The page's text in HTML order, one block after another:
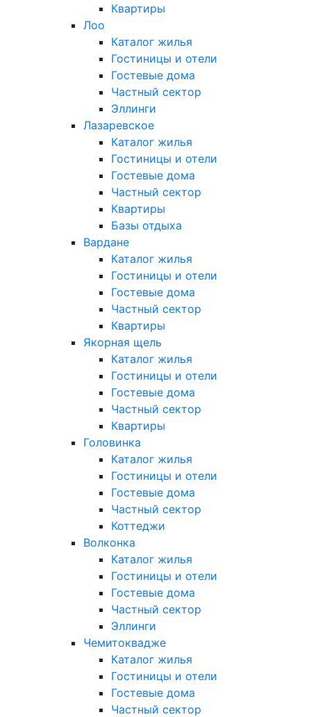
Квартиры
Лоо
Каталог жилья
Гостиницы и отели
Гостевые дома
Частный сектор
Эллинги
Лазаревское
Каталог жилья
Гостиницы и отели
Гостевые дома
Частный сектор
Квартиры
Базы отдыха
Вардане
Каталог жилья
Гостиницы и отели
Гостевые дома
Частный сектор
Квартиры
Якорная щель
Каталог жилья
Гостиницы и отели
Гостевые дома
Частный сектор
Квартиры
Головинка
Каталог жилья
Гостиницы и отели
Гостевые дома
Частный сектор
Коттеджи
Волконка
Каталог жилья
Гостиницы и отели
Гостевые дома
Частный сектор
Эллинги
Чемитоквадже
Каталог жилья
Гостиницы и отели
Гостевые дома
Частный сектор